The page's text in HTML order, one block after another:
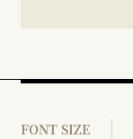
FONT SIZE